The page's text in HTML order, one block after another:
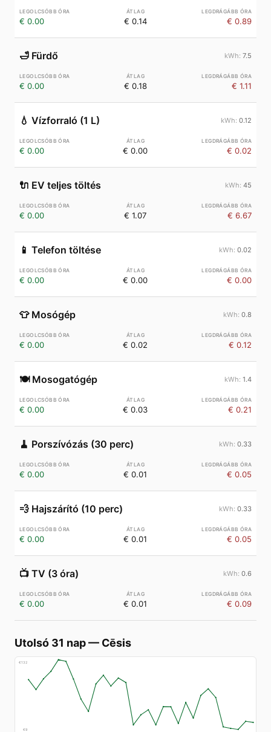
€ 0.00 € 0.14 € 0.89
🛁 Fürdő 7.5
€ 0.00 € 0.18 € 1.11
💧 Vízforraló (1 L) 0.12
€ 0.00 € 0.00 € 0.02
🔌 EV teljes töltés 45
€ 0.00 € 1.07 € 6.67
📱 Telefon töltése 0.02
€ 0.00 € 0.00 € 0.00
👕 Mosógép 0.8
€ 0.00 € 0.02 € 0.12
🍽️ Mosogatógép 1.4
€ 0.00 € 0.03 € 0.21
🧹 Porszívózás (30 perc) 0.33
€ 0.00 € 0.01 € 0.05
💨 Hajszárító (10 perc) 0.33
€ 0.00 € 0.01 € 0.05
📺 TV (3 óra) 0.6
€ 0.00 € 0.01 € 0.09
Utolsó 31 nap— Cēsis
€132
€9